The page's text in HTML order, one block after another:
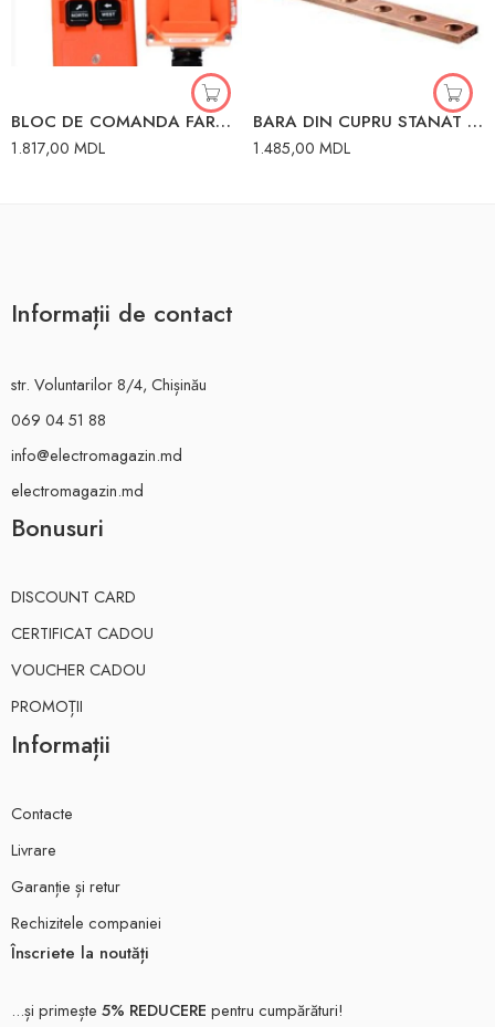
BLOC DE COMANDA FARA FIR PENTRU TELFER 220V
1.817,00 MDL
BARA DIN CUPRU STANAT CU GAURI L2M D8.5MM/3CM 530A
1.485,00 MDL
Informații de contact
str. Voluntarilor 8/4, Chișinău
069 04 51 88
info@electromagazin.md
electromagazin.md
Bonusuri
DISCOUNT CARD
CERTIFICAT CADOU
VOUCHER CADOU
PROMOȚII
Informații
Contacte
Livrare
Garanție și retur
Rechizitele companiei
Înscriete la noutăți
...și primește 5% REDUCERE pentru cumpărături!